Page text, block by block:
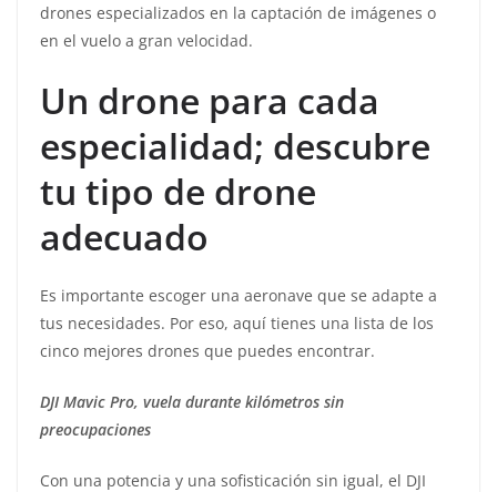
drones especializados en la captación de imágenes o
en el vuelo a gran velocidad.
Un drone para cada
especialidad; descubre
tu tipo de drone
adecuado
Es importante escoger una aeronave que se adapte a
tus necesidades. Por eso, aquí tienes una lista de los
cinco mejores drones que puedes encontrar.
DJI Mavic Pro, vuela durante kilómetros sin
preocupaciones
Con una potencia y una sofisticación sin igual, el DJI